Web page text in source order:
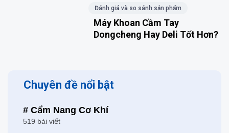
Đánh giá và so sánh sản phẩm
Máy Khoan Cầm Tay
Dongcheng Hay Deli Tốt Hơn?
Chuyên đề nổi bật
# Cẩm Nang Cơ Khí
519 bài viết